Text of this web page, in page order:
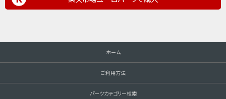
ホーム
ご利用方法
パーツカテゴリー検索